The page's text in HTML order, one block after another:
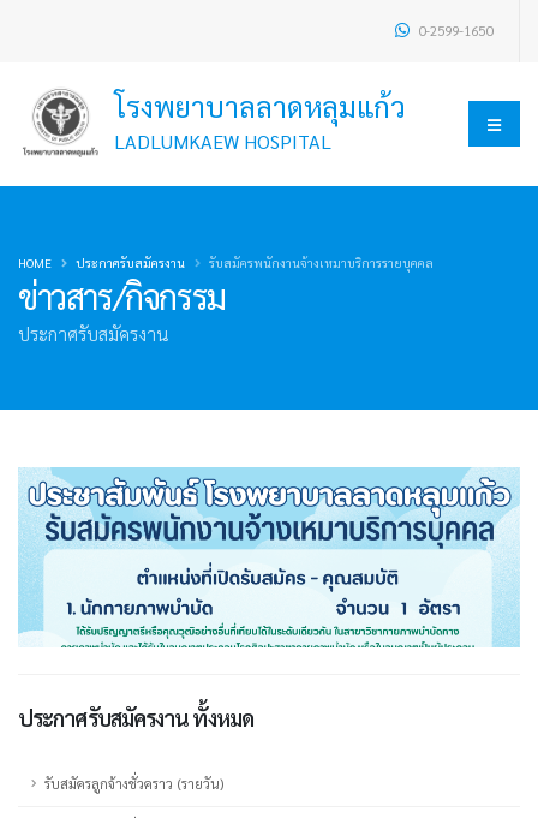
0-2599-1650
โรงพยาบาลลาดหลุมแก้ว
LADLUMKAEW HOSPITAL
ข่าวสาร/กิจกรรม
ประกาศรับสมัครงาน
HOME ประกาศรับสมัครงาน รับสมัครพนักงานจ้างเหมาบริการรายบุคคล
ประกาศรับสมัครงาน ทั้งหมด
รับสมัครลูกจ้างชั่วคราว (รายวัน)